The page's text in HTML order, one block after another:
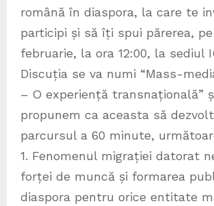
română în diaspora, la care te
participi și să îți spui părerea, pe
februarie, la ora 12:00, la sediul
Discuția se va numi “Mass-
– O experiență transnațională”
propunem ca aceasta să
parcursul a 60 minute,
1. Fenomenul migrației datorat
forței de muncă și formarea
diaspora pentru orice entitate